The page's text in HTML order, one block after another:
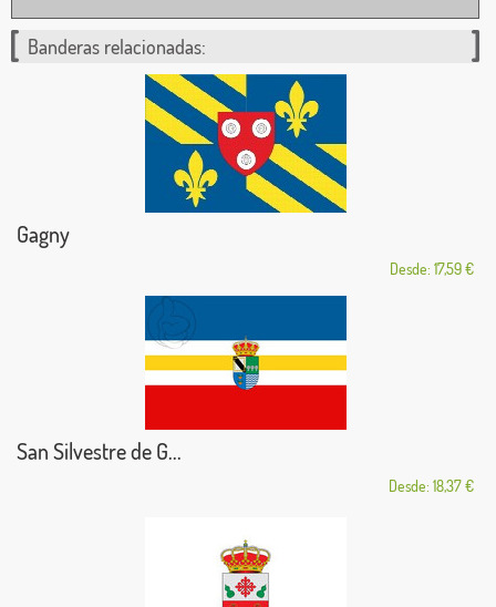
Banderas relacionadas:
Gagny
Desde: 17,59 €
San Silvestre de G...
Desde: 18,37 €